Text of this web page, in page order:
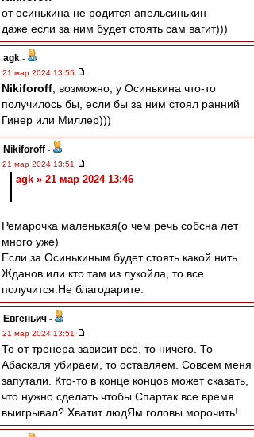
от осинькина не родится апельсинькин
даже если за ним будет стоять сам вагит)))
agk -
21 мар 2024 13:55
Nikiforoff , возможно, у Осинькина что-то
получилось бы, если бы за ним стоял ранний
Гинер или Миллер)))
Nikiforoff -
21 мар 2024 13:51
agk » 21 мар 2024 13:46
Ремарочка маленькая(о чем речь собсна лет
много уже)
Если за Осинькиным будет стоять какой нить
Жданов или кто там из лукойла, то все
получится.Не благодарите.
Евгеньич -
21 мар 2024 13:51
То от тренера зависит всё, то ничего. То
Абаскаля убираем, то оставляем. Совсем меня
запутали. Кто-то в конце концов может сказать,
что нужно сделать чтобы Спартак все время
выигрывал? Хватит людЯм головы морочить!